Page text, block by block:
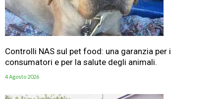
Controlli NAS sul pet food: una garanzia per i
consumatori e per la salute degli animali.
4 Agosto 2026